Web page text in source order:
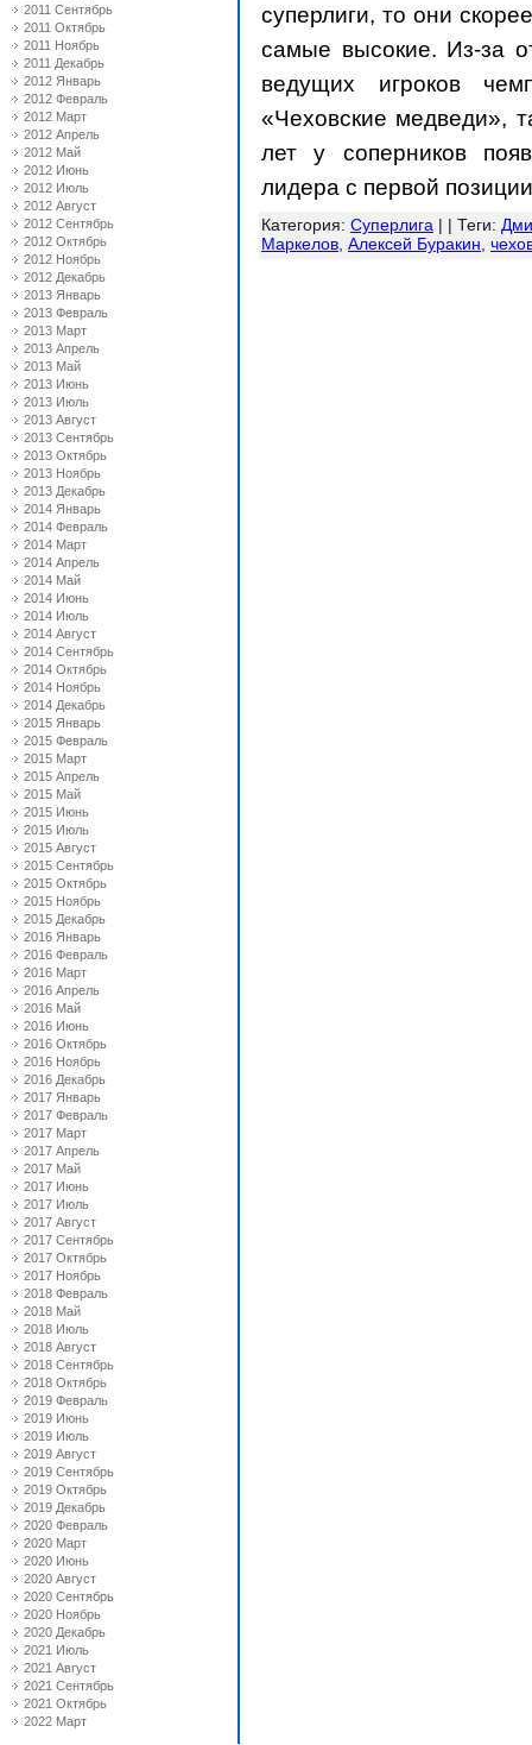
2011 Сентябрь
2011 Октябрь
2011 Ноябрь
2011 Декабрь
2012 Январь
2012 Февраль
2012 Март
2012 Апрель
2012 Май
2012 Июнь
2012 Июль
2012 Август
2012 Сентябрь
2012 Октябрь
2012 Ноябрь
2012 Декабрь
2013 Январь
2013 Февраль
2013 Март
2013 Апрель
2013 Май
2013 Июнь
2013 Июль
2013 Август
2013 Сентябрь
2013 Октябрь
2013 Ноябрь
2013 Декабрь
2014 Январь
2014 Февраль
2014 Март
2014 Апрель
2014 Май
2014 Июнь
2014 Июль
2014 Август
2014 Сентябрь
2014 Октябрь
2014 Ноябрь
2014 Декабрь
2015 Январь
2015 Февраль
2015 Март
2015 Апрель
2015 Май
2015 Июнь
2015 Июль
2015 Август
2015 Сентябрь
2015 Октябрь
2015 Ноябрь
2015 Декабрь
2016 Январь
2016 Февраль
2016 Март
2016 Апрель
2016 Май
2016 Июнь
2016 Октябрь
2016 Ноябрь
2016 Декабрь
2017 Январь
2017 Февраль
2017 Март
2017 Апрель
2017 Май
2017 Июнь
2017 Июль
2017 Август
2017 Сентябрь
2017 Октябрь
2017 Ноябрь
2018 Февраль
2018 Май
2018 Июль
2018 Август
2018 Сентябрь
2018 Октябрь
2019 Февраль
2019 Июнь
2019 Июль
2019 Август
2019 Сентябрь
2019 Октябрь
2019 Декабрь
2020 Февраль
2020 Март
2020 Июнь
2020 Август
2020 Сентябрь
2020 Ноябрь
2020 Декабрь
2021 Июль
2021 Август
2021 Сентябрь
2021 Октябрь
2022 Март
суперлиги, то они
самые высокие. Из-за
ведущих игроков
«Чеховские медведи»,
лет у соперников
лидера с первой
Категория: Суперлига | | Теги:
Маркелов Алексей Буракин